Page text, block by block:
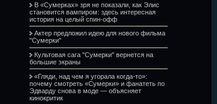
В «Сумерках» зря не показали, как Элис
становится вампиром: здесь интересная
история на целый спин-офф
Актер предложил идею для нового фильма
"Сумерки"
Культовая сага "Сумерки" вернется на
большие экраны
«Гляди, над чем я угорала когда-то»:
почему смотреть «Сумерки» и фанатеть по
Эдварду снова в моде — объясняет
кинокритик